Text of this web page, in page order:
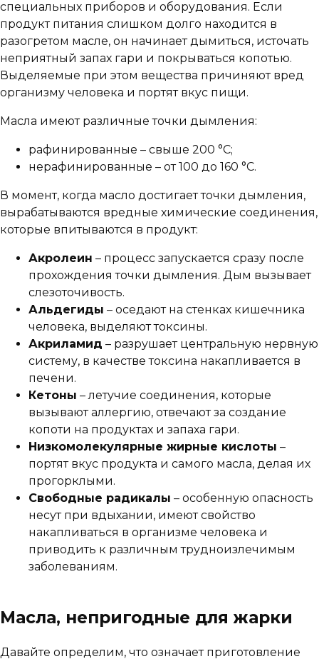
специальных приборов и оборудования. Если
продукт питания слишком долго находится в
разогретом масле, он начинает дымиться, источать
неприятный запах гари и покрываться копотью.
Выделяемые при этом вещества причиняют вред
организму человека и портят вкус пищи.
Масла имеют различные точки дымления:
рафинированные – свыше 200 °C;
нерафинированные – от 100 до 160 °C.
В момент, когда масло достигает точки дымления,
вырабатываются вредные химические соединения,
которые впитываются в продукт:
Акролеин – процесс запускается сразу после
прохождения точки дымления. Дым вызывает
слезоточивость.
Альдегиды – оседают на стенках кишечника
человека, выделяют токсины.
Акриламид – разрушает центральную нервную
систему, в качестве токсина накапливается в
печени.
Кетоны – летучие соединения, которые
вызывают аллергию, отвечают за создание
копоти на продуктах и запаха гари.
Низкомолекулярные жирные кислоты –
портят вкус продукта и самого масла, делая их
прогорклыми.
Свободные радикалы – особенную опасность
несут при вдыхании, имеют свойство
накапливаться в организме человека и
приводить к различным трудноизлечимым
заболеваниям.
Масла, непригодные для жарки
Давайте определим, что означает приготовление